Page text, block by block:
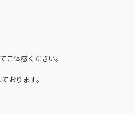
体感ください。
おります。